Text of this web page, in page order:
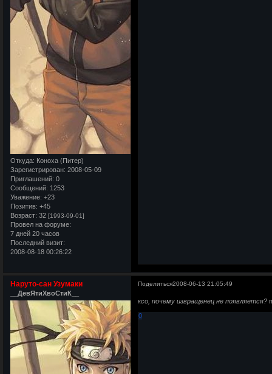
Откуда: Коноха (Питер)
Зарегистрирован: 2008-05-09
Приглашений: 0
Сообщений: 1253
Уважение: +23
Позитив: +45
Возраст: 32 [1993-09-01]
Провел на форуме:
7 дней 20 часов
Последний визит:
2008-08-18 00:26:22
Поделиться2008-06-13 21:05:49
Наруто-сан Узумаки
__ДевЯтиХвоСтиК__
ксо, почему извращенец не появляется?
0